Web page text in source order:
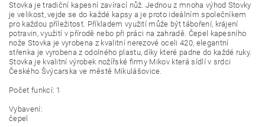
Stovka je tradiční kapesní zavírací nůž. Jednou z mnoha výhod Stovky
je velikost, vejde se do každé kapsy a je proto ideálním společníkem
pro každou příležitost. Příkladem využití může být táboření, krájení
potravin, využití v přírodě nebo při práci na zahradě. Čepel kapesního
nože Stovka je vyrobena z kvalitní nerezové oceli 420, elegantní
střenka je vyrobena z odolného plastu, díky které padne do každé ruky.
Stovka je kvalitní výrobek nožířské firmy Mikov která sídlí v srdci
Českého Švýcarska ve městě Mikulášovice.
Počet funkcí: 1
Vybavení:
čepel